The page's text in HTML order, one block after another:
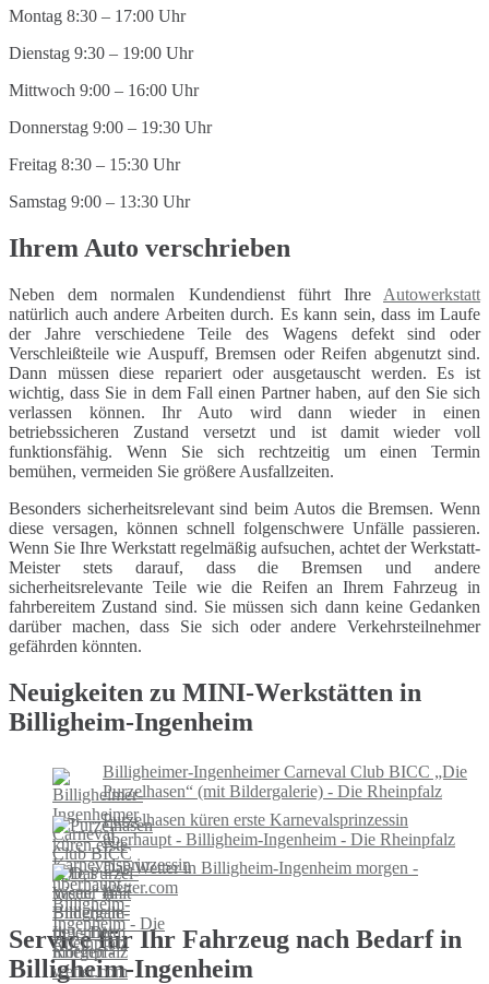
Montag 8:30 – 17:00 Uhr
Dienstag 9:30 – 19:00 Uhr
Mittwoch 9:00 – 16:00 Uhr
Donnerstag 9:00 – 19:30 Uhr
Freitag 8:30 – 15:30 Uhr
Samstag 9:00 – 13:30 Uhr
Ihrem Auto verschrieben
Neben dem normalen Kundendienst führt Ihre Autowerkstatt
natürlich auch andere Arbeiten durch. Es kann sein, dass im Laufe
der Jahre verschiedene Teile des Wagens defekt sind oder
Verschleißteile wie Auspuff, Bremsen oder Reifen abgenutzt sind.
Dann müssen diese repariert oder ausgetauscht werden. Es ist
wichtig, dass Sie in dem Fall einen Partner haben, auf den Sie sich
verlassen können. Ihr Auto wird dann wieder in einen
betriebssicheren Zustand versetzt und ist damit wieder voll
funktionsfähig. Wenn Sie sich rechtzeitig um einen Termin
bemühen, vermeiden Sie größere Ausfallzeiten.
Besonders sicherheitsrelevant sind beim Autos die Bremsen. Wenn
diese versagen, können schnell folgenschwere Unfälle passieren.
Wenn Sie Ihre Werkstatt regelmäßig aufsuchen, achtet der Werkstatt-
Meister stets darauf, dass die Bremsen und andere
sicherheitsrelevante Teile wie die Reifen an Ihrem Fahrzeug in
fahrbereitem Zustand sind. Sie müssen sich dann keine Gedanken
darüber machen, dass Sie sich oder andere Verkehrsteilnehmer
gefährden könnten.
Neuigkeiten zu MINI-Werkstätten in
Billigheim-Ingenheim
Billigheimer-​Ingenheimer Car­ne­val Club BICC „Die
Pur­zel­ha­sen“ (mit Bil­der­ga­le­rie) - Die Rheinpfalz
Purzelhasen küren erste Karnevalsprinzessin
überhaupt - Billigheim-Ingenheim - Die Rheinpfalz
Das Wetter in Billigheim-Ingenheim morgen -
wetter.com
Service für Ihr Fahrzeug nach Bedarf in
Billigheim-Ingenheim